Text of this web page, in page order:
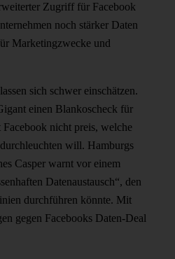
Zugriff für Facebook
noch stärker Daten
Marketingzwecke und
sich schwer einschätzen.
einen Blankoscheck für
nicht preis, welche
will. Hamburgs
Casper warnt vor einem
Datenaustausch“, den
durchführen könnte. Mit
gegen Facebooks Daten-Deal